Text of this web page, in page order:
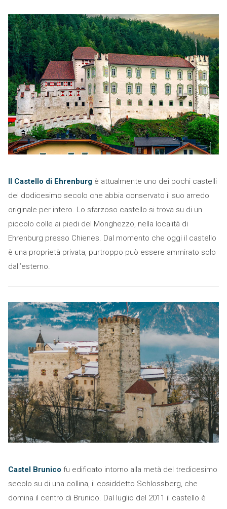
Il Castello di Ehrenburgè attualmente uno dei pochi castelli
del dodicesimo secolo che abbia conservato il suo arredo
originale per intero. Lo sfarzoso castello si trova su di un
piccolo colle ai piedi del Monghezzo, nella località di
Ehrenburg presso Chienes. Dal momento che oggi il castello
è una proprietà privata, purtroppo può essere ammirato solo
dall’esterno.
Castel Brunico fu edificato intorno alla metà del tredicesimo
secolo su di una collina, il cosiddetto Schlossberg, che
domina il centro di Brunico. Dal luglio del 2011 il castello è